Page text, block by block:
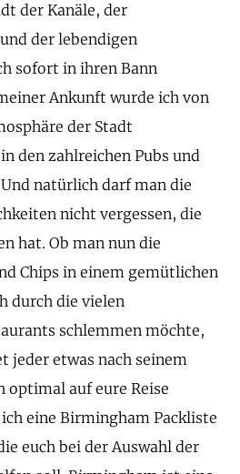
der Kanäle, der
der lebendigen
sofort in ihren Bann
Ankunft wurde ich von
der Stadt
den zahlreichen Pubs und
natürlich darf man die
nicht vergessen, die
hat. Ob man nun die
Chips in einem gemütlichen
durch die vielen
schlemmen möchte,
jeder etwas nach seinem
optimal auf eure Reise
eine Birmingham Packliste
euch bei der Auswahl der